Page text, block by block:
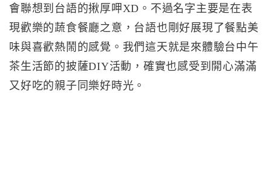
會聯想到台語的揪厚呷XD。不過名字主要是在表
現歡樂的蔬食餐廳之意，台語也剛好展現了餐點美
味與喜歡熱鬧的感覺。我們這天就是來體驗台中午
茶生活節的披薩DIY活動，確實也感受到開心滿滿
又好吃的親子同樂好時光。